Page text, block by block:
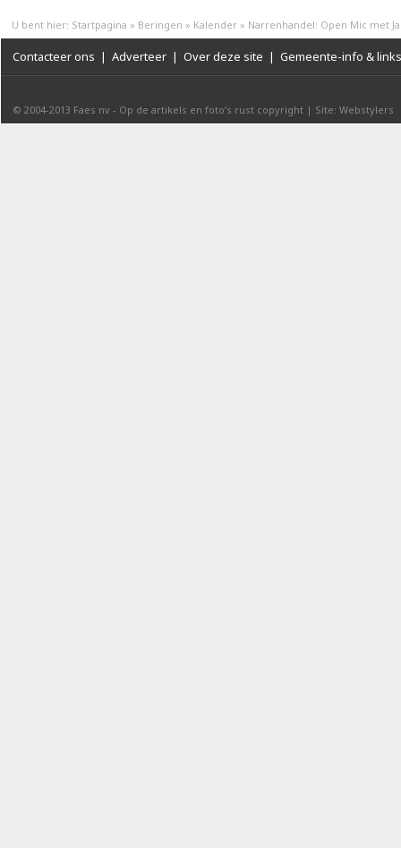
U bent hier: Startpagina » Beringen » Kalender » Narrenhandel: Open Mic met
Contacteer ons | Adverteer | Over deze site | Gemeente-info & links
© 2004-2013 Faes nv - Op de artikels en foto’s rust copyright | Site: Webstylers